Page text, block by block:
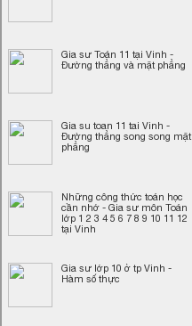
Gia sư Toán 11 tại Vinh -
Đường thẳng và mặt phẳng
Gia su toan 11 tai Vinh -
Đường thẳng song song mặt
phẳng
Những công thức toán học
cần nhớ - Gia sư môn Toán
lớp 1 2 3 4 5 6 7 8 9 10 11 12
tại Vinh
Gia sư lớp 10 ở tp Vinh -
Hàm số thực